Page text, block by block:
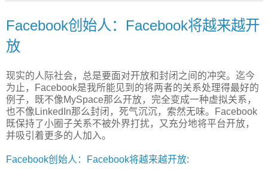
Facebook创始人：Facebook将越来越开
放
现实的人际社会，总是要面对开放和封闭之间的冲突。迄今
为止，Facebook是我所能见到的将两者的关系处理得最好的
例子，既不像MySpace那么开放，完全变成一种虚拟关系，
也不像LinkedIn那么封闭，死气沉沉，索然无味。Facebook
既保持了小圈子关系不被外界打扰，又充分地将平台开放，
并吸引着更多的人加入。
Facebook创始人：Facebook将越来越开放: